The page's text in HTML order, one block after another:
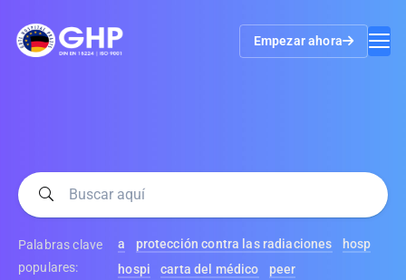
Empezar ahora
Palabras clave
populares:
a protección contra las radiaciones
hosp
hospi
carta del médico peer